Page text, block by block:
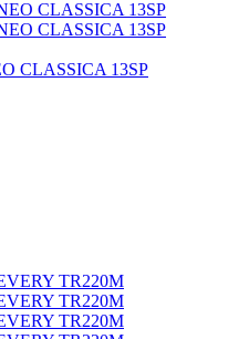
CLASSICA 13SP